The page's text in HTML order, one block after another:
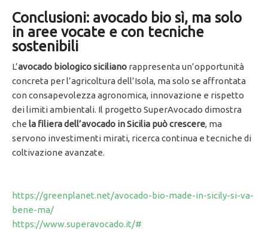
Conclusioni: avocado bio sì, ma solo
in aree vocate e con tecniche
sostenibili
L’avocado biologico siciliano rappresenta un’opportunità
concreta per l’agricoltura dell’Isola, ma solo se affrontata
con consapevolezza agronomica, innovazione e rispetto
dei limiti ambientali. Il progetto SuperAvocado dimostra
che la filiera dell’avocado in Sicilia può crescere, ma
servono investimenti mirati, ricerca continua e tecniche di
coltivazione avanzate.
https://greenplanet.net/avocado-bio-made-in-sicily-si-va-
bene-ma/
https://www.superavocado.it/#